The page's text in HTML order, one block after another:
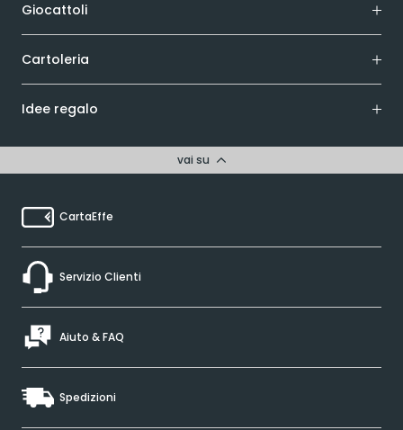
Giocattoli
Cartoleria
Idee regalo
vai su
CartaEffe
Servizio Clienti
Aiuto & FAQ
Spedizioni